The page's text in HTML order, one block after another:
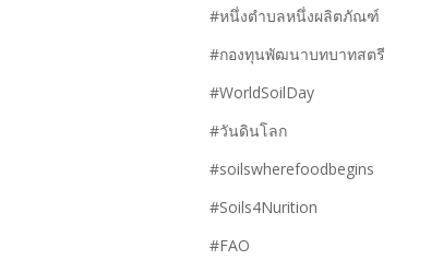
#หนึ่งตำบลหนึ่งผลิตภัณฑ์
#กองทุนพัฒนาบทบาทสตรี
#WorldSoilDay
#วันดินโลก
#soilswherefoodbegins
#Soils4Nurition
#FAO